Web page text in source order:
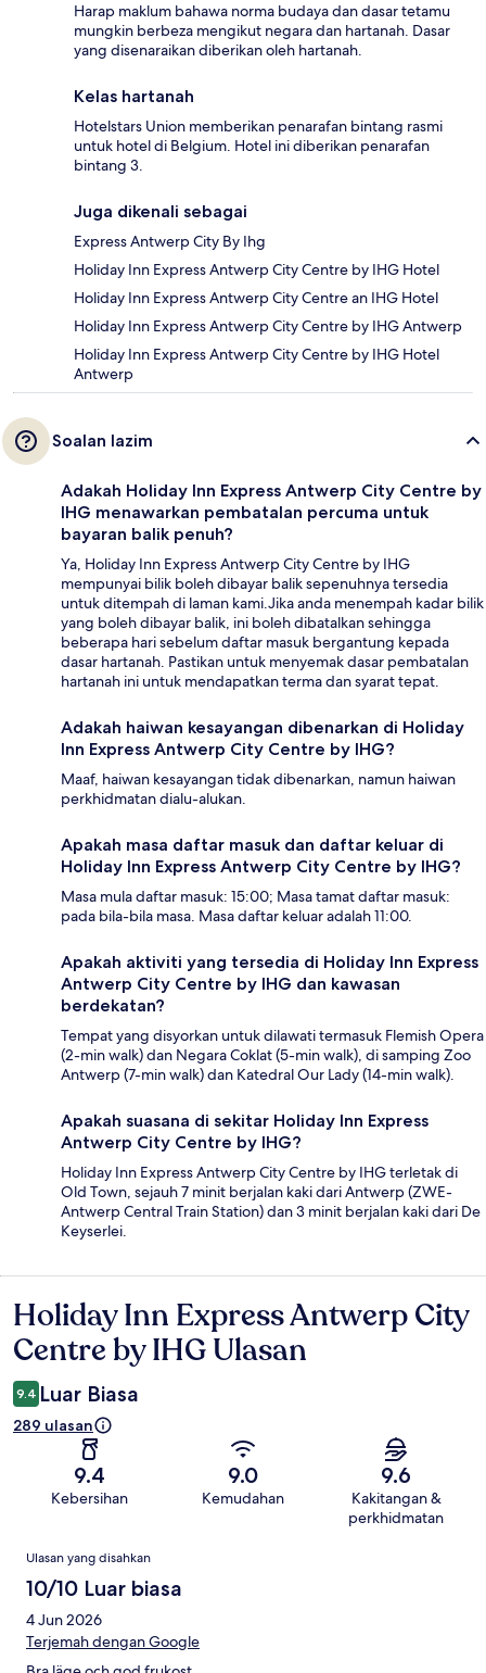
Harap maklum bahawa norma budaya dan dasar tetamu
mungkin berbeza mengikut negara dan hartanah. Dasar
yang disenaraikan diberikan oleh hartanah.
Kelas hartanah
Hotelstars Union memberikan penarafan bintang rasmi
untuk hotel di Belgium. Hotel ini diberikan penarafan
bintang 3.
Juga dikenali sebagai
Express Antwerp City By Ihg
Holiday Inn Express Antwerp City Centre by IHG Hotel
Holiday Inn Express Antwerp City Centre an IHG Hotel
Holiday Inn Express Antwerp City Centre by IHG Antwerp
Holiday Inn Express Antwerp City Centre by IHG Hotel
Antwerp
Soalan lazim
Adakah Holiday Inn Express Antwerp City Centre by
IHG menawarkan pembatalan percuma untuk
bayaran balik penuh?
Ya, Holiday Inn Express Antwerp City Centre by IHG
mempunyai bilik boleh dibayar balik sepenuhnya tersedia
untuk ditempah di laman kami.Jika anda menempah kadar bilik
yang boleh dibayar balik, ini boleh dibatalkan sehingga
beberapa hari sebelum daftar masuk bergantung kepada
dasar hartanah. Pastikan untuk menyemak dasar pembatalan
hartanah ini untuk mendapatkan terma dan syarat tepat.
Adakah haiwan kesayangan dibenarkan di Holiday
Inn Express Antwerp City Centre by IHG?
Maaf, haiwan kesayangan tidak dibenarkan, namun haiwan
perkhidmatan dialu-alukan.
Apakah masa daftar masuk dan daftar keluar di
Holiday Inn Express Antwerp City Centre by IHG?
Masa mula daftar masuk: 15:00; Masa tamat daftar masuk:
pada bila-bila masa. Masa daftar keluar adalah 11:00.
Apakah aktiviti yang tersedia di Holiday Inn Express
Antwerp City Centre by IHG dan kawasan
berdekatan?
Tempat yang disyorkan untuk dilawati termasuk Flemish Opera
(2-min walk) dan Negara Coklat (5-min walk), di samping Zoo
Antwerp (7-min walk) dan Katedral Our Lady (14-min walk).
Apakah suasana di sekitar Holiday Inn Express
Antwerp City Centre by IHG?
Holiday Inn Express Antwerp City Centre by IHG terletak di
Old Town, sejauh 7 minit berjalan kaki dari Antwerp (ZWE-
Antwerp Central Train Station) dan 3 minit berjalan kaki dari De
Keyserlei.
Ulasan
Holiday Inn Express Antwerp City
Centre by IHG Ulasan
9.4 Luar Biasa
289 ulasan
9.4
Kebersihan
9.0
Kemudahan
9.6
Kakitangan &
perkhidmatan
Ulasan
Ulasan yang disahkan
10/10 Luar biasa
4 Jun 2026
Terjemah dengan Google